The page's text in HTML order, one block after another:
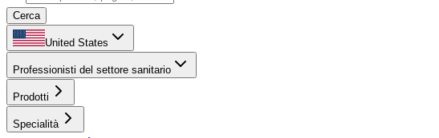
Cerca
United States
Professionisti del settore sanitario
Prodotti
Specialità